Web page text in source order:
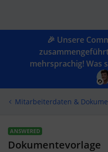
🎉 Unsere
mehrsprachig! Was
Mitarbeiterdaten &
ANSWERED
Dokumentevorlage